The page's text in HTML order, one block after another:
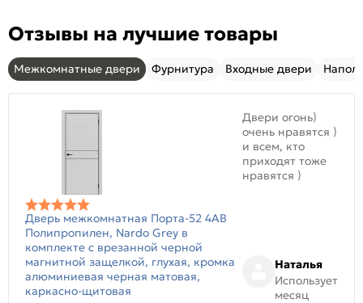
Отзывы на лучшие товары
Межкомнатные двери Фурнитура Входные двери
Дверь межкомнатная Порта-52 4AB
Полипропилен, Nardo Grey в
комплекте с врезанной черной
магнитной защелкой, глухая, кромка
алюминиевая черная матовая,
каркасно-щитовая
Двери огонь)
очень нравятся )
и всем, кто
приходят тоже
нравятся )
Наталья
Использует
месяц